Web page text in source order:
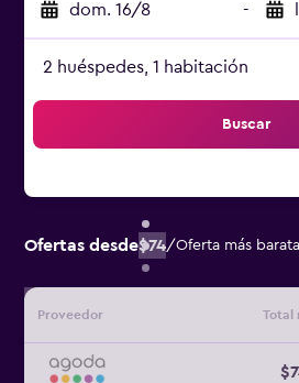
dom. 16/8 -
2 huéspedes, 1 habitación
Buscar
Ofertas desde$74/Oferta más
Proveedor Total